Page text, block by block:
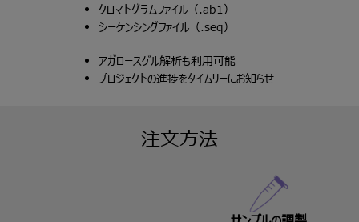
クロマトグラムファイル（.ab1）
シーケンシングファイル（.seq）
アガロースゲル解析も利用可能
プロジェクトの進捗をタイムリーにお知らせ
注文方法